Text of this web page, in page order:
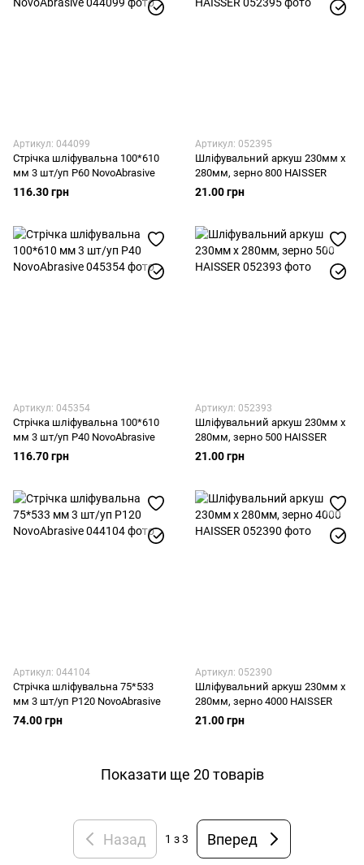
Артикул: 044099
Стрічка шліфувальна 100*610
мм 3 шт/уп Р60 NovoAbrasive
116.30 грн
Артикул: 052395
Шліфувальний аркуш 230мм x
280мм, зерно 800 HAISSER
21.00 грн
Артикул: 045354
Стрічка шліфувальна 100*610
мм 3 шт/уп Р40 NovoAbrasive
116.70 грн
Артикул: 052393
Шліфувальний аркуш 230мм x
280мм, зерно 500 HAISSER
21.00 грн
Артикул: 044104
Стрічка шліфувальна 75*533
мм 3 шт/уп Р120 NovoAbrasive
74.00 грн
Артикул: 052390
Шліфувальний аркуш 230мм x
280мм, зерно 4000 HAISSER
21.00 грн
Показати ще 20 товарів
Назад 1 з 3 Вперед